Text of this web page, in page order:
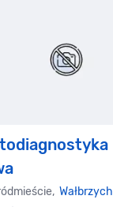
Wałbrzych